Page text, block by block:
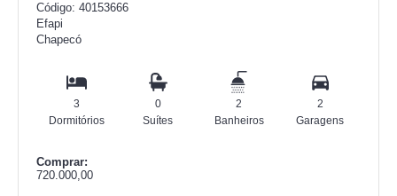
Código: 40153666
Efapi
Chapecó
3
Dormitórios
0
Suítes
2
Banheiros
2
Garagens
Comprar:
720.000,00